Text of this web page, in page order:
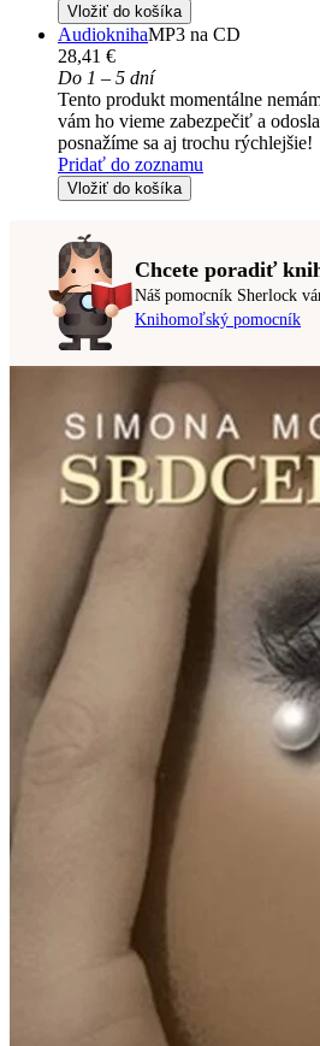
Vložiť do košíka
AudioknihaMP3 na CD
28,41 €
Do 1 – 5 dní
Tento produkt momentálne
vám ho vieme zabezpečiť a
posnažíme sa aj trochu rýchlejšie!
Pridať do zoznamu
Vložiť do košíka
Chcete poradiť
Náš pomocník Sherlock
Knihomoľský pomocník